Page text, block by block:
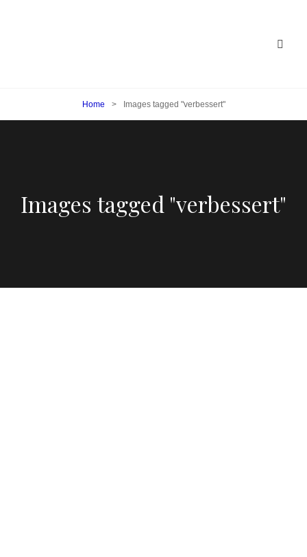
Home > Images tagged "verbessert"
Images tagged "verbessert"